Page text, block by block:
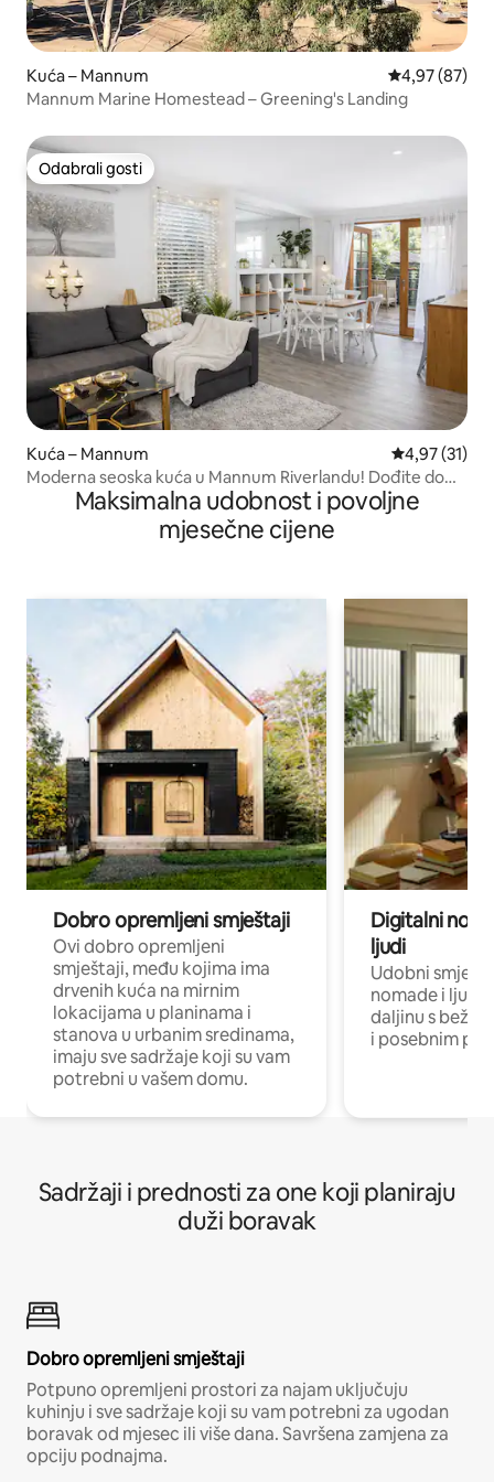
Kuća – Mannum Prosječna
4,97 (87)
Mannum Marine Homestead – Greening's Landing
Odabrali gosti
Odabrali gosti
Kuća – Mannum Prosječna
4,97 (31)
Moderna seoska kuća u Mannum Riverlandu! Dođite do
rijeke pješice
Maksimalna udobnost i povoljne
mjesečne cijene
Dobro opremljeni smještaji
Ovi dobro opremljeni
smještaji, među kojima ima
drvenih kuća na mirnim
lokacijama u planinama i
stanova u urbanim sredinama,
imaju sve sadržaje koji su vam
potrebni u vašem domu.
Digitalni
ljudi
Udobni
nomade i ljude
daljinu s
i posebnim
Sadržaji i prednosti za one koji planiraju
duži boravak
Dobro opremljeni smještaji
Potpuno opremljeni prostori za najam uključuju
kuhinju i sve sadržaje koji su vam potrebni za ugodan
boravak od mjesec ili više dana. Savršena zamjena za
opciju podnajma.